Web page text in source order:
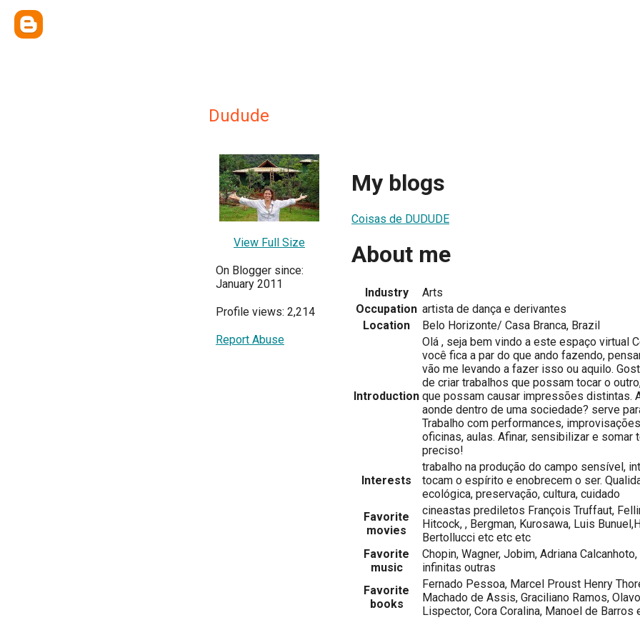
Dudude
View Full Size
On Blogger since:
January 2011
Profile views: 2,214
Report Abuse
My blogs
Coisas de DUDUDE
About me
Industry
Arts
Occupation artista de dança e derivantes
Location
Belo Horizonte/ Casa Branca, Brazil
Introduction
Olá , seja bem vindo a este espaço virtual
você fica a par do que ando fazendo,
vão me levando a fazer isso ou aquilo.
de criar trabalhos que possam tocar o
que possam causar impressões distintas.
aonde dentro de uma sociedade? serve
Trabalho com performances,
oficinas, aulas. Afinar, sensibilizar e somar
preciso!
Interests
trabalho na produção do campo sensível,
tocam o espírito e enobrecem o ser.
ecológica, preservação, cultura, cuidado
Favorite
movies
cineastas prediletos François Truffaut,
Hitcock, , Bergman, Kurosawa, Luis
Bertollucci etc etc etc
Favorite
music
Chopin, Wagner, Jobim, Adriana
infinitas outras
Favorite
books
Fernado Pessoa, Marcel Proust Henry
Machado de Assis, Graciliano Ramos,
Lispector, Cora Coralina, Manoel de Barros